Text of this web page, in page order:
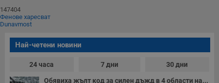
147404
Фенове харесват
Dunavmost
Най-четени новини
24 часа 7 дни 30 дни
Обявиха жълт код за силен дъжд в 4 области на...